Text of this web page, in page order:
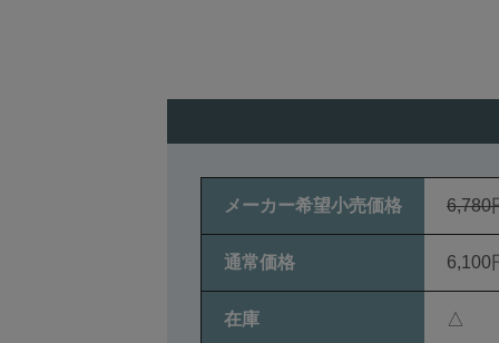
メーカー希望小売価格 6,780
通常価格 6,100
在庫 △